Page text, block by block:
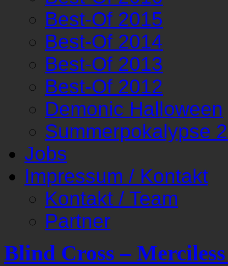
Best-Of 2015
Best-Of 2014
Best-Of 2013
Best-Of 2012
Demonic Halloween
Summerpokalypse
Jobs
Impressum / Kontakt
Kontakt / Team
Partner
Blind Cross –